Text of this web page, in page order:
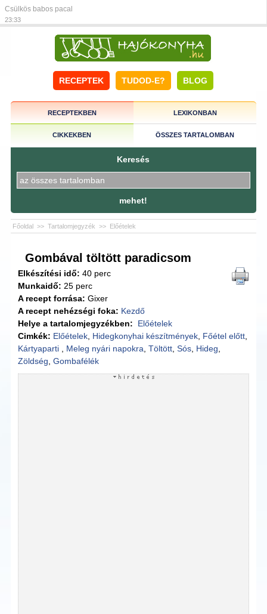
Csülkös babos pacal
23:33
RECEPTEK TUDOD-E? BLOG
RECEPTEKBEN LEXIKONBAN
CIKKEKBEN ÖSSZES TARTALOMBAN
Keresés
mehet!
Főoldal >> Tartalomjegyzék >> Előételek
Gombával töltött paradicsom
Elkészítési idő: 40 perc
Munkaidő: 25 perc
A recept forrása: Gixer
A recept nehézségi foka: Kezdő
Helye a tartalomjegyzékben:
Előételek
Cimkék: Előételek Hidegkonyhai készítmények Főétel előtt
Kártyaparti
Meleg nyári napokra ,Töltött ,Sós Hideg
Zöldség ,Gombafélék